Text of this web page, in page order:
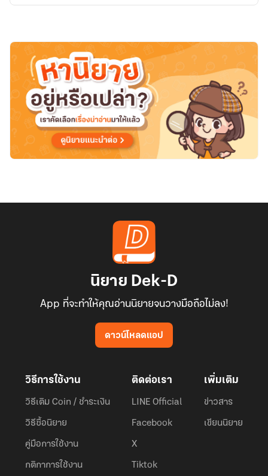
นิยาย Dek-D
App ที่จะทำให้คุณอ่านนิยายจนวางมือถือไม่ลง!
ดาวน์โหลดแอป
วิธีการใช้งาน
วิธีเติม Coin / ชำระเงิน
วิธีซื้อนิยาย
คู่มือการใช้งาน
กติกาการใช้งาน
ติดต่อเรา
LINE Official
Facebook
X
Tiktok
เพิ่มเติม
ข่าวสาร
เขียนนิยาย